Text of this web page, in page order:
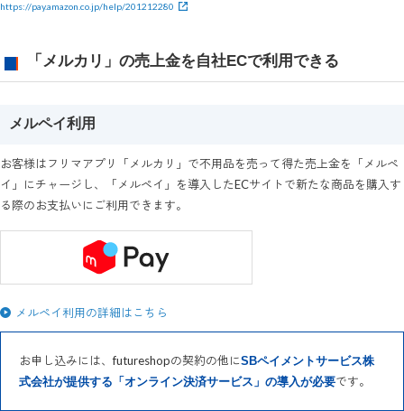
https://pay.amazon.co.jp/help/201212280
「メルカリ」の売上金を自社ECで利用できる
メルペイ利用
お客様はフリマアプリ「メルカリ」で不用品を売って得た売上金を「メルペ
イ」にチャージし、「メルペイ」を導入したECサイトで新たな商品を購入す
る際のお支払いにご利用できます。
メルペイ利用の詳細はこちら
お申し込みには、futureshopの契約の他にSBペイメントサービス株
式会社が提供する「オンライン決済サービス」の導入が必要です。